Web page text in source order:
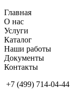
Главная
О нас
Услуги
Каталог
Наши работы
Документы
Контакты
+7 (499) 714-04-44